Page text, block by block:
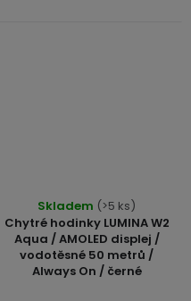
Chytré hodinky LUMINA W2
Aqua / AMOLED displej /
vodotěsné 50 metrů /
Always On / černé
hodnocení
produktu
je
5,0
Skladem (>5 ks)